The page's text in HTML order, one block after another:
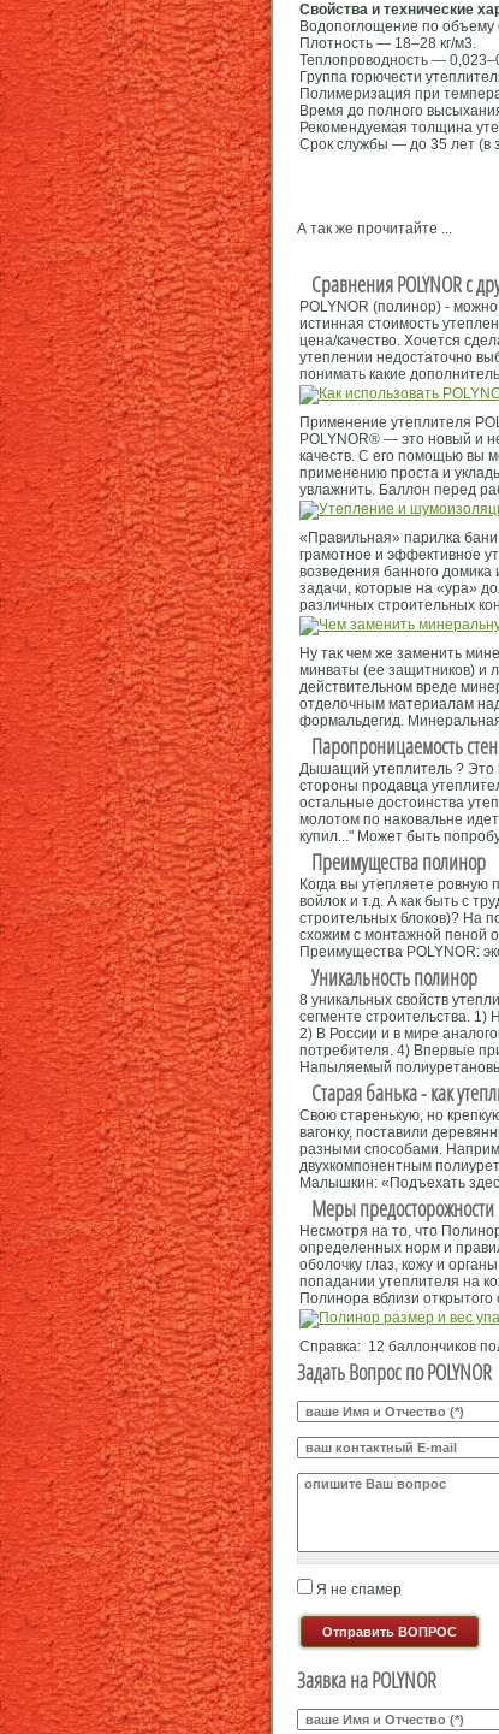
Свойства и технические
Водопоглощение по объему
Плотность — 18–28 кг/м3.
Теплопроводность —
Группа горючести
Полимеризация при
Время до полного
Рекомендуемая толщина
Срок службы — до 35 лет (в
А так же прочитайте ...
Сравнения POLYNOR с
POLYNOR (полинор) -
истинная стоимость
цена/качество. Хочется
утеплении недостаточно
понимать какие
Применение утеплителя
POLYNOR® — это новый и
качеств. С его помощью вы
применению проста и
увлажнить. Баллон перед
«Правильная» парилка
грамотное и эффективное
возведения банного домика
задачи, которые на «ура»
различных строительных
Ну так чем же заменить
минваты (ее защитников) и
действительном вреде
отделочным материалам
формальдегид. Минеральная
Паропроницаемость стен
Дышащий утеплитель ? Это
стороны продавца
остальные достоинства
молотом по наковальне
купил..." Может быть
Преимущества полинор
Когда вы утепляете
войлок и т.д. А как быть с
строительных блоков)? На
схожим с монтажной пеной
Преимущества POLYNOR:
Уникальность полинор
8 уникальных свойств
сегменте строительства.
2) В Росcии и в мире
потребителя. 4) Впервые
Напыляемый
Старая банька - как
Свою старенькую, но
вагонку, поставили
разными способами.
двухкомпонентным
Малышкин: «Подъехать
Меры предосторожности
Несмотря на то, что
определенных норм и
оболочку глаз, кожу и
попадании утеплителя на
Полинора вблизи
Справка: 12 баллончиков
Задать Вопрос по POLYNOR
Ваше И.О. *
E-mail*
Ваш вопрос*
Я не спамер
Я спамер
Заявка на POLYNOR
Ваше И.О. *